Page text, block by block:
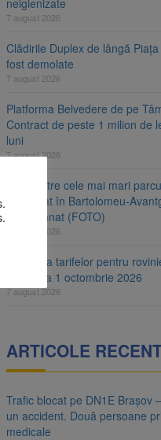
neigienizate
7 august 2026
Clădirile Duplex de lângă
fost demolate
7 august 2026
Platforma Belvedere de pe
Contract de peste 1 milion de
luni
7 august 2026
Unul dintre cele mai mari
amenajat în Bartolomeu-
fost semnat (FOTO)
7 august 2026
Aplicarea tarifelor pentru
începe la 1 octombrie 2026
7 august 2026
ARTICOLE
Trafic blocat pe DN1E Brașov
un accident. Două persoane
medicale